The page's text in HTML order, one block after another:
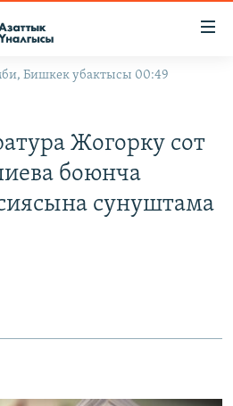
Бишкек убактысы 00:49
Жогорку сот
боюнча
сунуштама